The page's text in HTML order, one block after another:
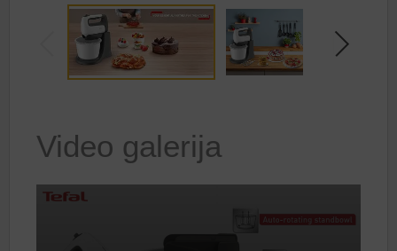
Video galerija